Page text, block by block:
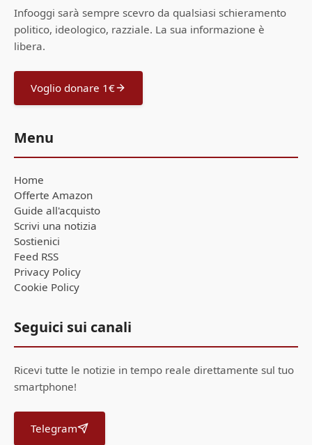
Infooggi sarà sempre scevro da qualsiasi schieramento
politico, ideologico, razziale. La sua informazione è
libera.
Voglio donare 1€
Menu
Home
Offerte Amazon
Guide all'acquisto
Scrivi una notizia
Sostienici
Feed RSS
Privacy Policy
Cookie Policy
Seguici sui canali
Ricevi tutte le notizie in tempo reale direttamente sul tuo
smartphone!
Telegram